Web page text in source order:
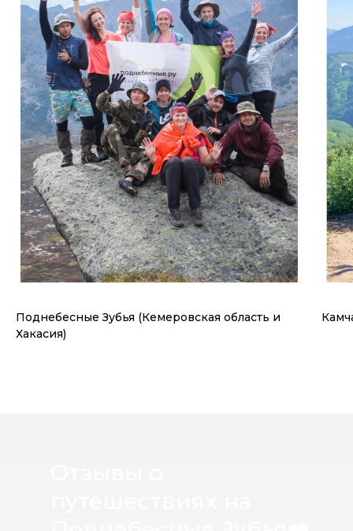
Поднебесные Зубья (Кемеровская область и
Хакасия)